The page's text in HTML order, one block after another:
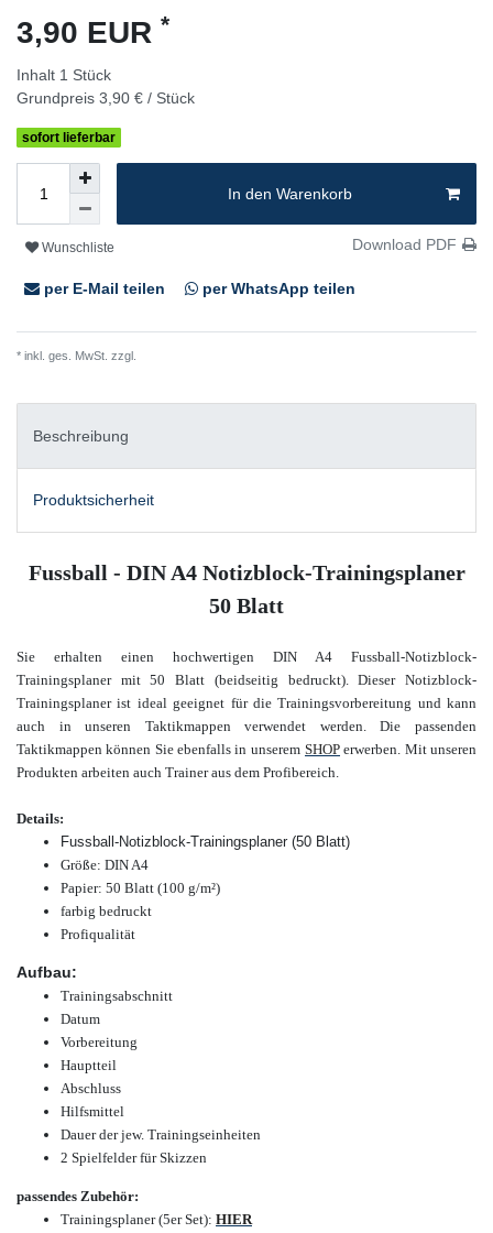
3,90 EUR *
Inhalt 1 Stück
Grundpreis 3,90 € / Stück
sofort lieferbar
In den Warenkorb
Wunschliste Download PDF
per E-Mail teilen per WhatsApp teilen
* inkl. ges. MwSt. zzgl.
Beschreibung
Produktsicherheit
Fussball - DIN A4 Notizblock-Trainingsplaner
50 Blatt
Sie erhalten einen hochwertigen DIN A4 Fussball-Notizblock-
Trainingsplaner mit 50 Blatt (beidseitig bedruckt).Dieser Notizblock-
Trainingsplaner ist ideal geeignet für die Trainingsvorbereitung und kann
auch in unseren Taktikmappen verwendet werden. Die passenden
Taktikmappen können Sie ebenfalls in unserem SHOP erwerben. Mit unseren
Produkten arbeiten auch Trainer aus dem Profibereich.
Details:
Fussball-Notizblock-Trainingsplaner (50 Blatt)
Größe: DIN A4
Papier: 50 Blatt (100 g/m²)
farbig bedruckt
Profiqualität
Aufbau:
Trainingsabschnitt
Datum
Vorbereitung
Hauptteil
Abschluss
Hilfsmittel
Dauer der jew. Trainingseinheiten
2 Spielfelder für Skizzen
passendes Zubehör:
Trainingsplaner (5er Set): HIER